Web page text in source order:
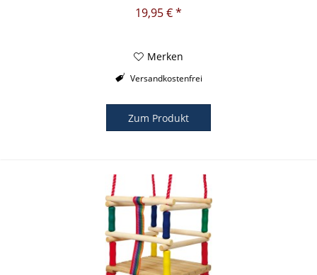
19,95 € *
Merken
Versandkostenfrei
Zum Produkt